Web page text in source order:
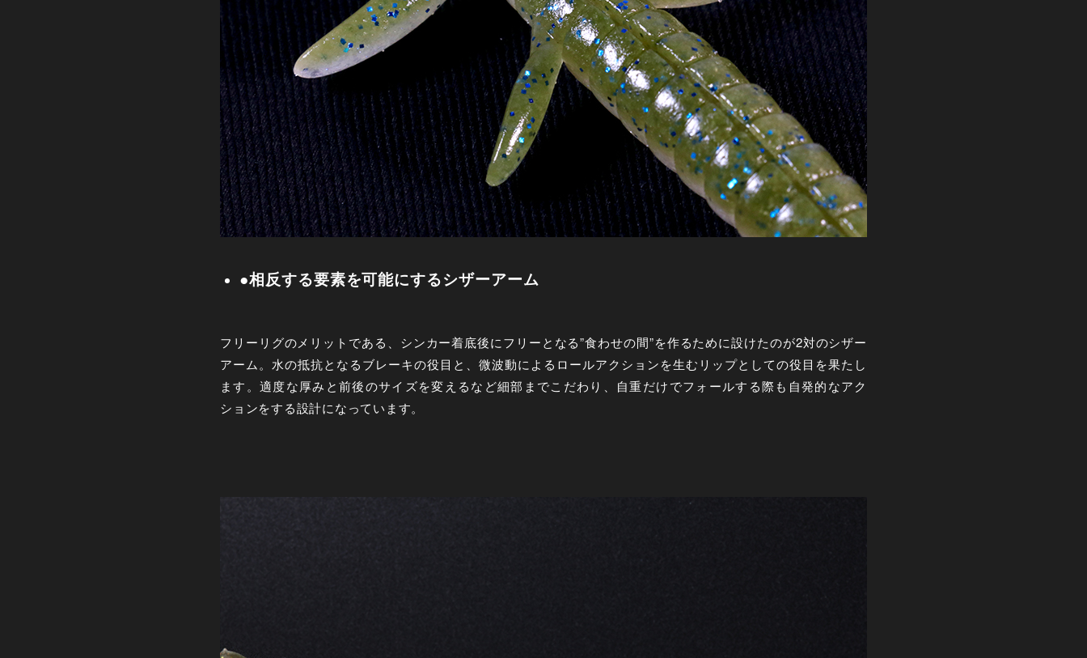
●相反する要素を可能にするシザーアーム
フリーリグのメリットである、シンカー着底後にフリーとなる”食わせの間”を作るために設けたのが2対のシザー
アーム。水の抵抗となるブレーキの役目と、微波動によるロールアクションを生むリップとしての役目を果たし
ます。適度な厚みと前後のサイズを変えるなど細部までこだわり、自重だけでフォールする際も自発的なアク
ションをする設計になっています。